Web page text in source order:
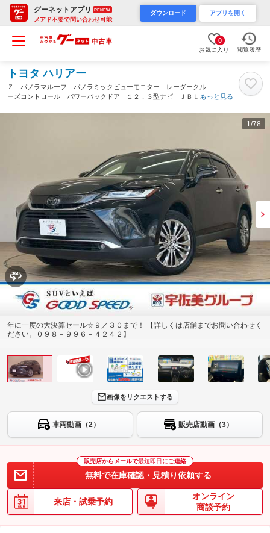
グーネットアプリ RENEW
メアド不要で問い合わせ可能
ダウンロード アプリを開く
0
お気に入り 閲覧履歴
トヨタ ハリアー
Ｚ パノラマルーフ パノラミックビューモニター レーダークル
ーズコントロール パワーバックドア １２．３型ナビ ＪＢＬサ
ウンド パワーシート ブラインドスポットモニター デジタルイ
ンナーミラー ＥＴＣ（沖縄県）
もっと見る
1 /78
年に一度の大決算セール☆９／３０まで！ 【詳しくは店舗までお問い合わせく
ださい。０９８－９９６－４２４２】
画像をリクエストする
車両動画（2） 販売店動画（3）
販売店からメールで最短即日 にご連絡
無料で在庫確認・見積り依頼する
来店・試乗予約
オンライン
商談予約